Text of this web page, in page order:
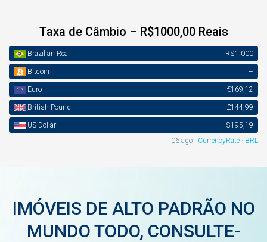
Taxa de Câmbio – R$1000,00 Reais
Brazilian Real R$1.000
Bitcoin –
Euro €169,12
British Pound £144,99
US Dollar
$195,19
06 ago · CurrencyRate · BRL
IMÓVEIS DE ALTO PADRÃO NO
MUNDO TODO, CONSULTE-